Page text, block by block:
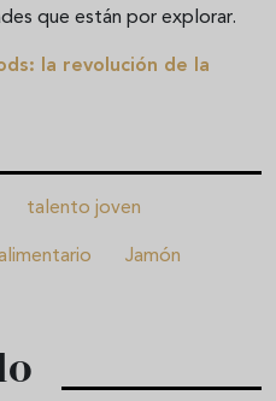
que están por explorar.
la revolución de la
talento joven
Jamón